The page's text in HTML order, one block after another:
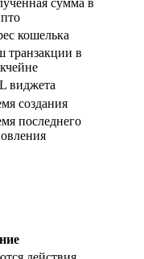
сумма в
кошелька
транзакции в
виджета
создания
последнего